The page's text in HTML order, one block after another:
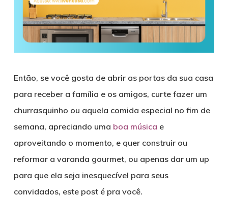
Então, se você gosta de abrir as portas da sua casa
para receber a família e os amigos, curte fazer um
churrasquinho ou aquela comida especial no fim de
semana, apreciando uma boa música e
aproveitando o momento, e quer construir ou
reformar a varanda gourmet, ou apenas dar um up
para que ela seja inesquecível para seus
convidados, este post é pra você.